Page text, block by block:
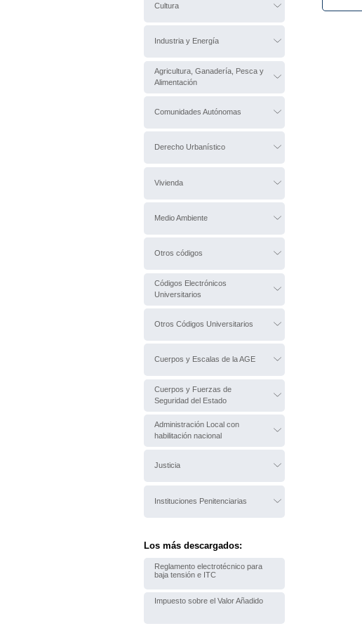
Cultura
Industria y Energía
Agricultura, Ganadería, Pesca y
Alimentación
Comunidades Autónomas
Derecho Urbanístico
Vivienda
Medio Ambiente
Otros códigos
Códigos Electrónicos
Universitarios
Otros Códigos Universitarios
Cuerpos y Escalas de la AGE
Cuerpos y Fuerzas de
Seguridad del Estado
Administración Local con
habilitación nacional
Justicia
Instituciones Penitenciarias
Los más descargados:
Reglamento electrotécnico para
baja tensión e ITC
Impuesto sobre el Valor Añadido